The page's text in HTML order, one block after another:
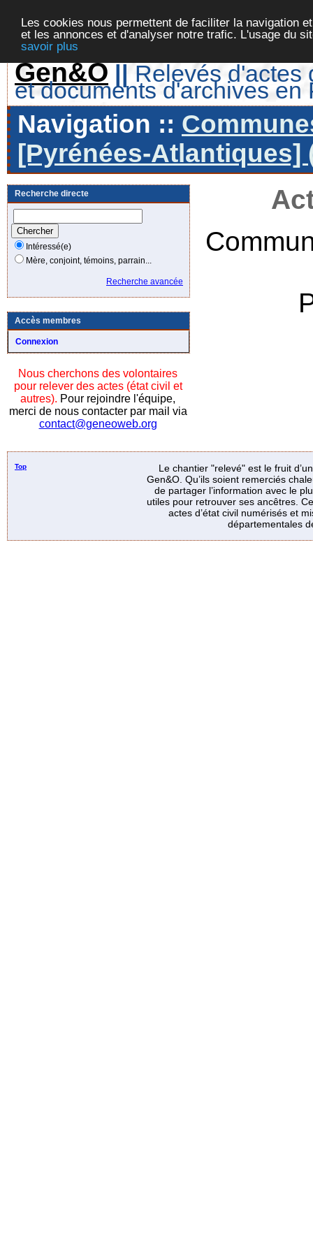
Les cookies nous permettent de faciliter la navigation
et les annonces et d'analyser notre trafic. L'usage du
savoir plus
Gen&O || Relevés d'actes
et documents d'archives en
Navigation ::
[Pyrénées-Atlantiques]
Recherche directe
Intéressé(e)
Mère, conjoint, témoins, parrain...
Recherche avancée
Accès membres
Connexion
Nous cherchons des volontaires
pour relever des actes (état civil et
autres). Pour rejoindre l'équipe,
merci de nous contacter par mail via
contact@geneoweb.org
Top
Le chantier "relevé" est le fruit
Gen&O. Qu’ils soient remerciés
de partager l’information avec le
utiles pour retrouver ses ancêtres.
actes d’état civil numérisés et
départementales